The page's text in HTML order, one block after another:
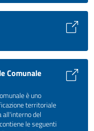
Comunale
è uno
territoriale
del
le seguenti